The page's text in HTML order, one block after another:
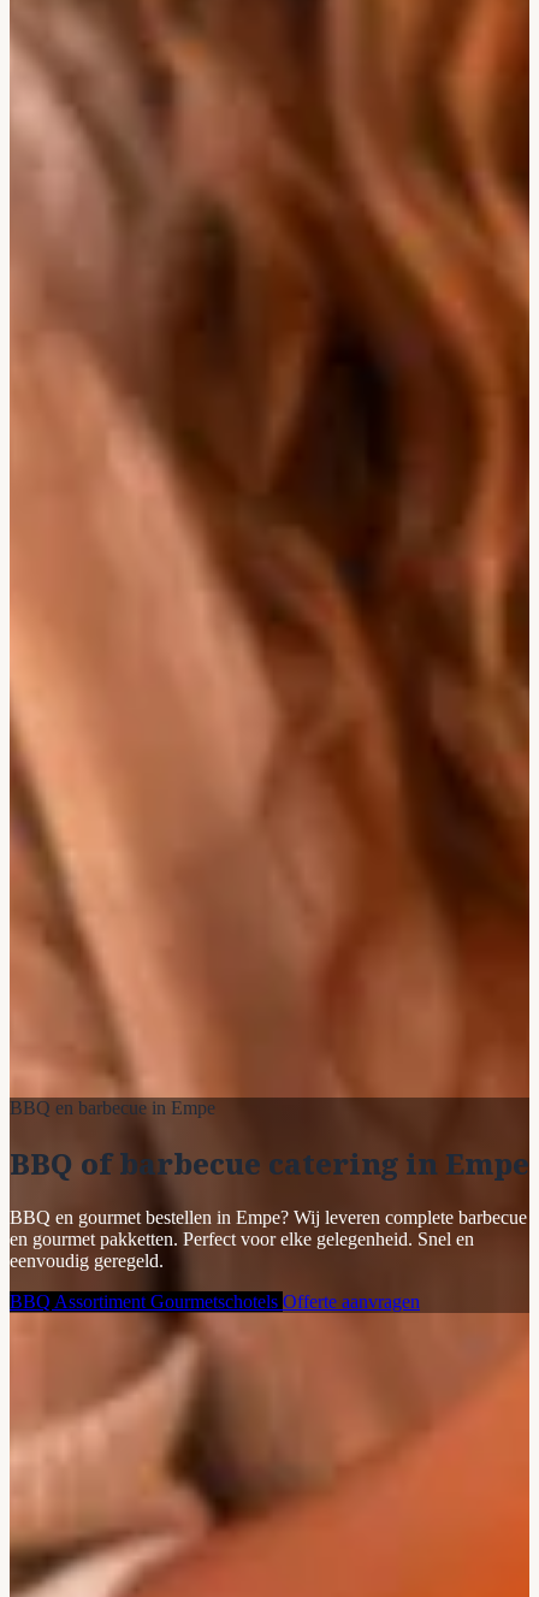
BBQ en barbecue in Empe
BBQ of barbecue catering in Empe
BBQ en gourmet bestellen in Empe? Wij leveren complete barbecue
en gourmet pakketten. Perfect voor elke gelegenheid. Snel en
eenvoudig geregeld.
BBQ Assortiment Gourmetschotels Offerte aanvragen